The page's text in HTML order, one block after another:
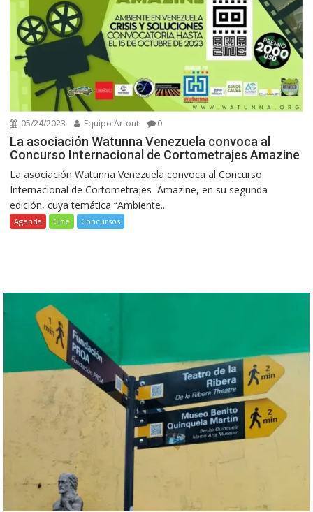
05/24/2023 Equipo Artout 0
La asociación Watunna Venezuela convoca al
Concurso Internacional de Cortometrajes Amazine
La asociación Watunna Venezuela convoca al Concurso
Internacional de Cortometrajes Amazine, en su segunda
edición, cuya temática “Ambiente...
Agenda Cine Concursos